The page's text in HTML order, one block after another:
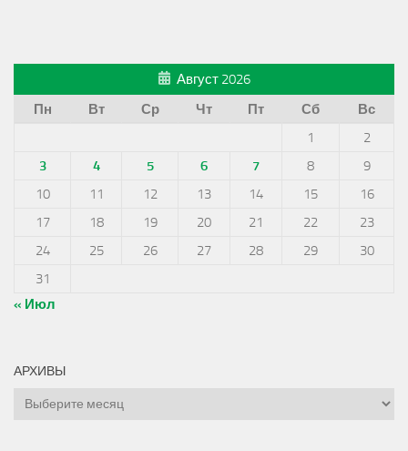
Август 2026
Пн
Вт Ср Чт Пт Сб
Вс
1
2
3
4 5 6 7 8
9
10
11 12 13 14 15
16
17
18 19 20 21 22
23
24
25 26 27 28 29
30
31
« Июл
АРХИВЫ
Архивы